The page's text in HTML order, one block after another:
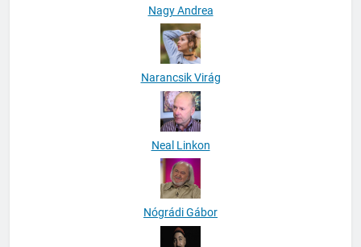
Nagy Andrea
Narancsik Virág
Neal Linkon
Nógrádi Gábor